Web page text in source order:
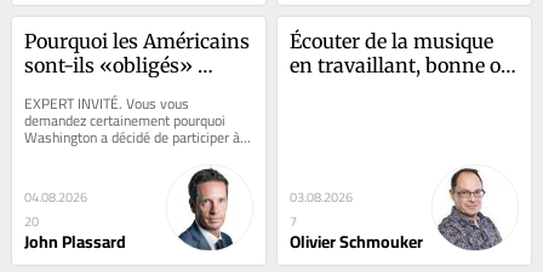
Pourquoi les Américains
sont-ils «obligés»
d’intervenir sur le yen?
EXPERT INVITÉ. Vous vous
demandez certainement pourquoi
Washington a décidé de participer à
une intervention sur le yen, une
04.08.2026
20
John Plassard
Écouter de la musique
en travaillant, bonne ou
03.08.2026
7
Olivier Schmouker